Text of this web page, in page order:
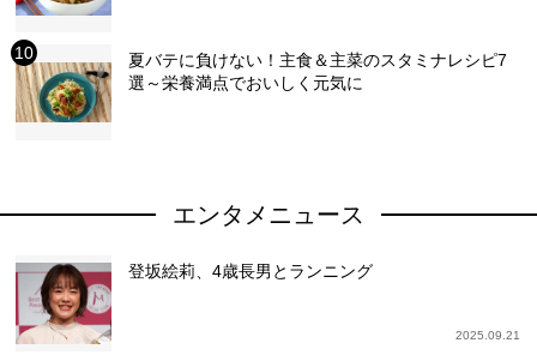
夏バテに負けない！主食＆主菜のスタミナレシピ7
選～栄養満点でおいしく元気に
エンタメニュース
登坂絵莉、4歳長男とランニング
2025.09.21